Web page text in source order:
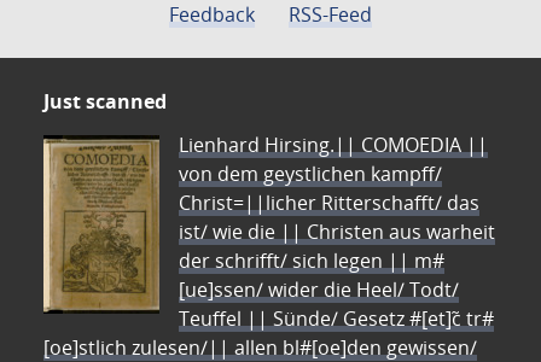
Feedback
RSS-Feed
Just scanned
Lienhard Hirsing.|| COMOEDIA ||
von dem geystlichen kampff/
Christ=||licher Ritterschafft/ das
ist/ wie die || Christen aus warheit
der schrifft/ sich legen || m#
[ue]ssen/ wider die Heel/ Todt/
Teuffel || Sünde/ Gesetz #[et]c̃ tr#
[oe]stlich zulesen/|| allen bl#[oe]den gewissen/